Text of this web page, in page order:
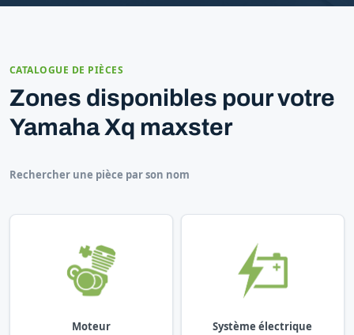
CATALOGUE DE PIÈCES
Zones disponibles pour votre
Yamaha Xq maxster
Rechercher une pièce par son nom
Moteur Système électrique